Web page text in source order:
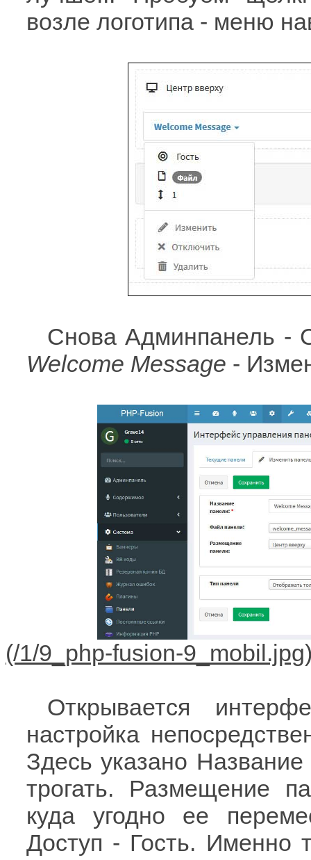
возле логотипа - меню
Снова Админпанель -
Welcome Message -
Открывается
настройка
Здесь указано
трогать. Размещение
куда угодно ее
Доступ - Гость. Именно